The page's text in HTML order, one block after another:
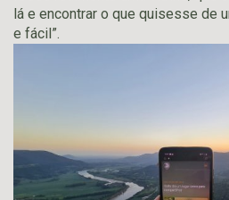
lá e encontrar o que quisesse de
e fácil”.